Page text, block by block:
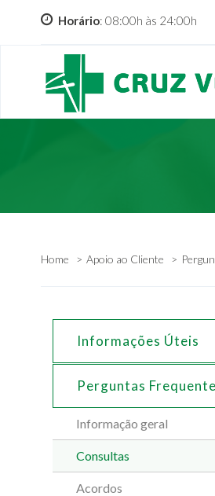
Horário: 08:00h às 24:00h
Home Apoio ao Cliente
Informações Úteis
Perguntas
Informação geral
Consultas
Acordos